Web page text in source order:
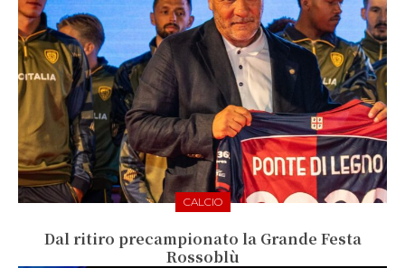
CALCIO
Dal ritiro precampionato la Grande Festa
Rossoblù